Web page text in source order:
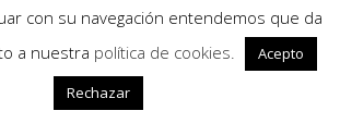
por la ley
algo, ya sea tangible o
considerado valioso
con su navegación entendemos que da
a nuestra política de cookies.
Acepto
Rechazar